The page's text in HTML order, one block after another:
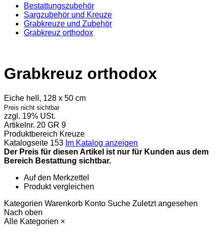
Bestattungszubehör
Sargzubehör und Kreuze
Grabkreuze und Zubehör
Grabkreuz orthodox
Grabkreuz orthodox
Eiche hell, 128 x 50 cm
Preis nicht sichtbar
zzgl. 19% USt.
Artikelnr. 20 GR 9
Produktbereich Kreuze
Katalogseite 153 Im Katalog anzeigen
Der Preis für diesen Artikel ist nur für Kunden aus dem
Bereich Bestattung sichtbar.
Auf den Merkzettel
Produkt vergleichen
Kategorien Warenkorb Konto Suche Zuletzt angesehen
Nach oben
Alle Kategorien ×